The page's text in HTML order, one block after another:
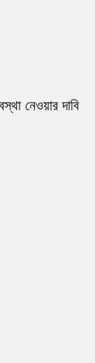
নেওয়ার দাবি